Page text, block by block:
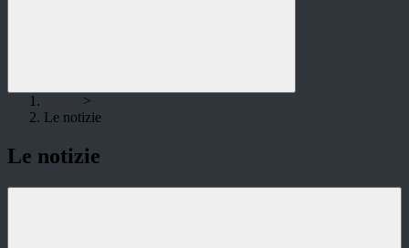
>
Le notizie
Le notizie